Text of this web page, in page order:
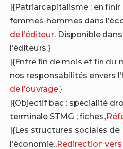
|{Patriarcapitalisme : en
femmes-hommes dans
de l’éditeur. Disponible
l’éditeurs.}
|{Entre fin de mois et fin du
nos responsabilités envers
de l’ouvrage.}
|{Objectif bac : spécialité
terminale STMG ; fiches.,
|{Les structures sociales de
l’économie.,Redirection